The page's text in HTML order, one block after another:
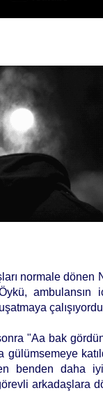
normale dönen
ambulansın
"Aa bak gördün
benden daha
arkadaşlara